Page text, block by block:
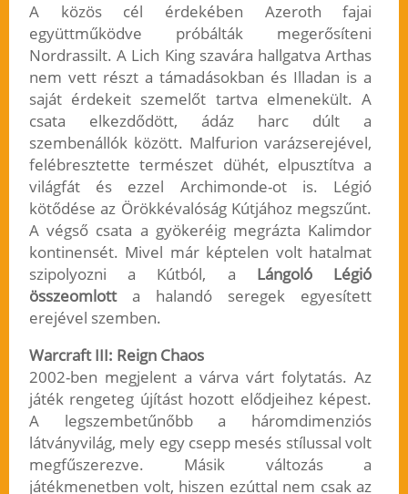
A közös cél érdekében Azeroth fajai
együttműködve próbálták megerősíteni
Nordrassilt. A Lich King szavára hallgatva Arthas
nem vett részt a támadásokban és Illadan is a
saját érdekeit szemelőt tartva elmenekült. A
csata elkezdődött, ádáz harc dúlt a
szembenállók között. Malfurion varázserejével,
felébresztette természet dühét, elpusztítva a
világfát és ezzel Archimonde-ot is. Légió
kötődése az Örökkévalóság Kútjához megszűnt.
A végső csata a gyökeréig megrázta Kalimdor
kontinensét. Mivel már képtelen volt hatalmat
szipolyozni a Kútból, a Lángoló Légió
összeomlotta halandó seregek egyesített
erejével szemben.
Warcraft III: Reign Chaos
2002-ben megjelent a várva várt folytatás. Az
játék rengeteg újítást hozott elődjeihez képest.
A legszembetűnőbb a háromdimenziós
látványvilág, mely egy csepp mesés stílussal volt
megfűszerezve. Másik változás a
játékmenetben volt, hiszen ezúttal nem csak az